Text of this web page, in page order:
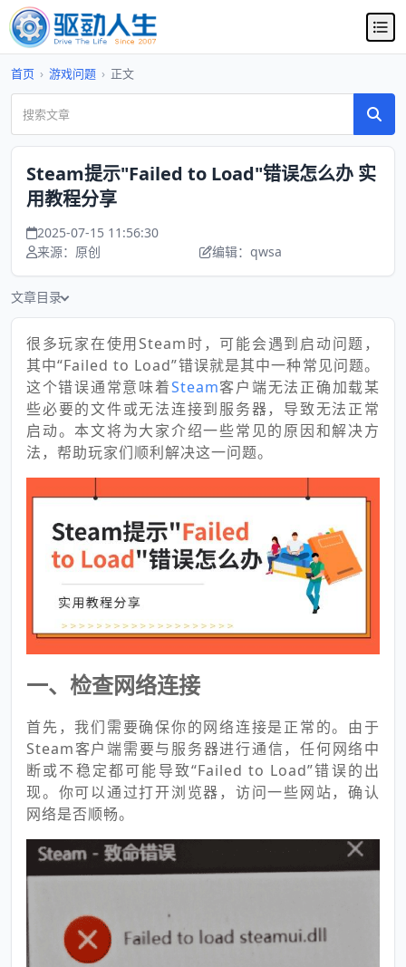
首页 › 游戏问题 › 正文
Steam提示"Failed to Load"错误怎么办 实
用教程分享
2025-07-15 11:56:30
来源：原创
编辑：qwsa
文章目录
很多玩家在使用Steam时，可能会遇到启动问题，
其中“Failed to Load”错误就是其中一种常见问题。
这个错误通常意味着Steam客户端无法正确加载某
些必要的文件或无法连接到服务器，导致无法正常
启动。本文将为大家介绍一些常见的原因和解决方
法，帮助玩家们顺利解决这一问题。
一、检查网络连接
首先，我们需要确保你的网络连接是正常的。由于
Steam客户端需要与服务器进行通信，任何网络中
断或不稳定都可能导致“Failed to Load”错误的出
现。你可以通过打开浏览器，访问一些网站，确认
网络是否顺畅。